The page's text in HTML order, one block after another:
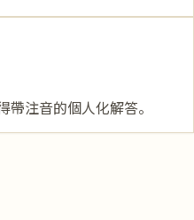
注音的個人化解答。